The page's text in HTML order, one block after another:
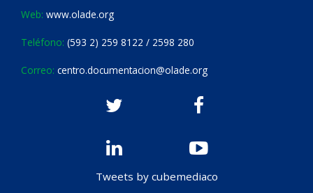
Web: www.olade.org
Teléfono: (593 2) 259 8122 / 2598 280
Correo: centro.documentacion@olade.org
Tweets by cubemediaco